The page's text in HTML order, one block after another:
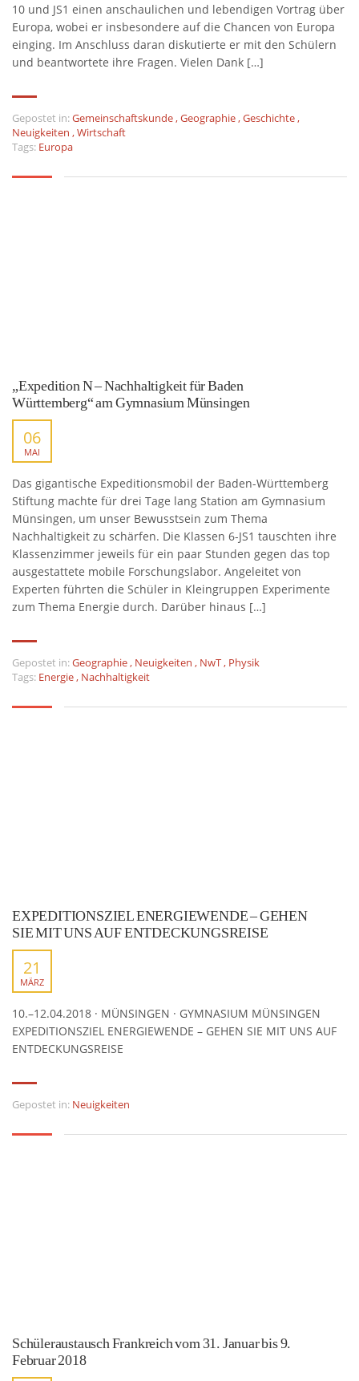
10 und JS1 einen anschaulichen und lebendigen Vortrag über
Europa, wobei er insbesondere auf die Chancen von Europa
einging. Im Anschluss daran diskutierte er mit den Schülern
und beantwortete ihre Fragen. Vielen Dank […]
Gepostet in:Gemeinschaftskunde,Geographie,Geschichte,
Neuigkeiten ,Wirtschaft
Tags: Europa
„Expedition N – Nachhaltigkeit für Baden
Württemberg“ am Gymnasium Münsingen
06
MAI
Das gigantische Expeditionsmobil der Baden-Württemberg
Stiftung machte für drei Tage lang Station am Gymnasium
Münsingen, um unser Bewusstsein zum Thema
Nachhaltigkeit zu schärfen. Die Klassen 6-JS1 tauschten ihre
Klassenzimmer jeweils für ein paar Stunden gegen das top
ausgestattete mobile Forschungslabor. Angeleitet von
Experten führten die Schüler in Kleingruppen Experimente
zum Thema Energie durch. Darüber hinaus […]
Gepostet in:Geographie, Neuigkeiten , NwT, Physik
Tags: Energie, Nachhaltigkeit
EXPEDITIONSZIEL ENERGIEWENDE – GEHEN
SIE MIT UNS AUF ENTDECKUNGSREISE
21
MÄRZ
10.–12.04.2018 · MÜNSINGEN · GYMNASIUM MÜNSINGEN
EXPEDITIONSZIEL ENERGIEWENDE – GEHEN SIE MIT UNS AUF
ENTDECKUNGSREISE
Gepostet in: Neuigkeiten
Schüleraustausch Frankreich vom 31. Januar bis 9.
Februar 2018